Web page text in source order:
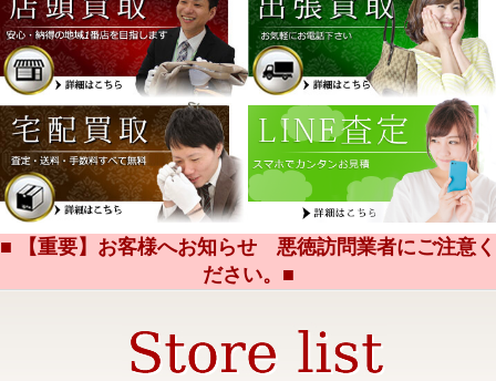
■ 【重要】お客様へお知らせ 悪徳訪問業者にご注意く
ださい。■